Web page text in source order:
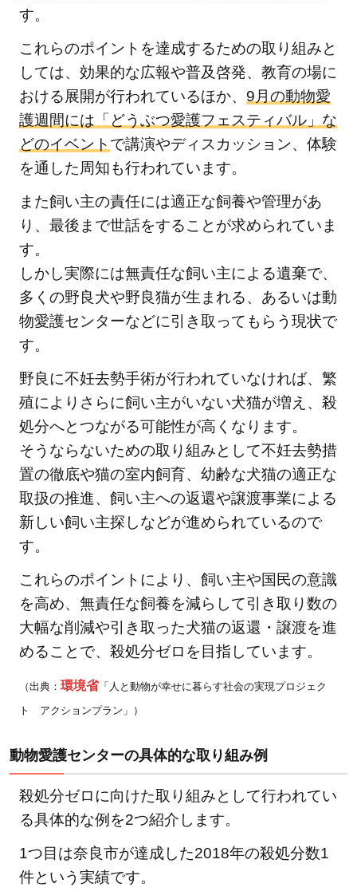
動物
共生
を目
指そ
う
す。
これらのポイントを達成するための取り組みと
しては、効果的な広報や普及啓発、教育の場に
おける展開が行われているほか、 9月の動物愛
護週間には「どうぶつ愛護フェスティバル」な
どのイベント で講演やディスカッション、体験
を通した周知も行われています。
また飼い主の責任には適正な飼養や管理があ
り、最後まで世話をすることが求められていま
す。
しかし実際には無責任な飼い主による遺棄で、
多くの野良犬や野良猫が生まれる、あるいは動
物愛護センターなどに引き取ってもらう現状で
す。
野良に不妊去勢手術が行われていなければ、繁
殖によりさらに飼い主がいない犬猫が増え、殺
処分へとつながる可能性が高くなります。
そうならないための取り組みとして不妊去勢措
置の徹底や猫の室内飼育、幼齢な犬猫の適正な
取扱の推進、飼い主への返還や譲渡事業による
新しい飼い主探しなどが進められているので
す。
これらのポイントにより、飼い主や国民の意識
を高め、無責任な飼養を減らして引き取り数の
大幅な削減や引き取った犬猫の返還・譲渡を進
めることで、殺処分ゼロを目指しています。
（出典： 環境省「人と動物が幸せに暮らす社会の実現プロジェク
ト アクションプラン」）
動物愛護センターの具体的な取り組み例
殺処分ゼロに向けた取り組みとして行われてい
る具体的な例を2つ紹介します。
1つ目は奈良市が達成した2018年の殺処分数1
件という実績です。